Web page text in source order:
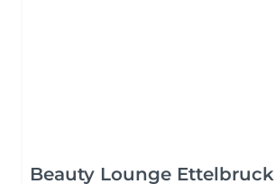
Beauty Lounge Ettelbruck